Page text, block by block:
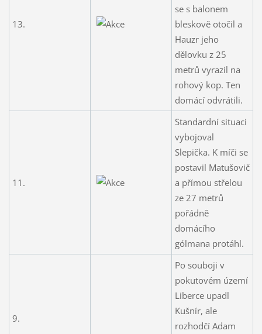
13.
se s balonem
bleskově otočil a
Hauzr jeho
dělovku z 25
metrů vyrazil na
rohový kop. Ten
domácí odvrátili.
11.
Standardní situaci
vybojoval
Slepička. K míči se
postavil Matušovič
a přímou střelou
ze 27 metrů
pořádně
domácího
gólmana protáhl.
9.
Po souboji v
pokutovém území
Liberce upadl
Kušnír, ale
rozhodčí Adam